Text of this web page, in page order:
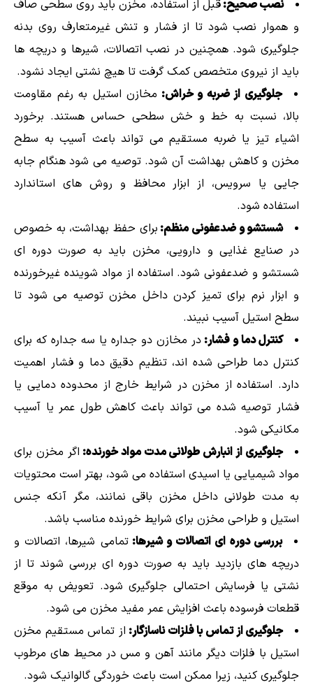
نصب صحیح:قبل از استفاده، مخزن باید روی سطحی صاف
و هموار نصب شود تا از فشار و تنش غیرمتعارف روی بدنه
جلوگیری شود. همچنین در نصب اتصالات، شیرها و دریچه ها
باید از نیروی متخصص کمک گرفت تا هیچ نشتی ایجاد نشود.
جلوگیری از ضربه و خراش: مخازن استیل به رغم مقاومت
بالا، نسبت به خط و خش سطحی حساس هستند. برخورد
اشیاء تیز یا ضربه مستقیم می تواند باعث آسیب به سطح
مخزن و کاهش بهداشت آن شود. توصیه می شود هنگام جابه
جایی یا سرویس، از ابزار محافظ و روش های استاندارد
استفاده شود.
شستشو و ضدعفونی منظم: برای حفظ بهداشت، به خصوص
در صنایع غذایی و دارویی، مخزن باید به صورت دوره ای
شستشو و ضدعفونی شود. استفاده از مواد شوینده غیرخورنده
و ابزار نرم برای تمیز کردن داخل مخزن توصیه می شود تا
سطح استیل آسیب نبیند.
کنترل دما و فشار: در مخازن دو جداره یا سه جداره که برای
کنترل دما طراحی شده اند، تنظیم دقیق دما و فشار اهمیت
دارد. استفاده از مخزن در شرایط خارج از محدوده دمایی یا
فشار توصیه شده می تواند باعث کاهش طول عمر یا آسیب
مکانیکی شود.
جلوگیری از انبارش طولانی مدت مواد خورنده: اگر مخزن برای
مواد شیمیایی یا اسیدی استفاده می شود، بهتر است محتویات
به مدت طولانی داخل مخزن باقی نمانند، مگر آنکه جنس
استیل و طراحی مخزن برای شرایط خورنده مناسب باشد.
بررسی دوره ای اتصالات و شیرها:تمامی شیرها، اتصالات و
دریچه های بازدید باید به صورت دوره ای بررسی شوند تا از
نشتی یا فرسایش احتمالی جلوگیری شود. تعویض به موقع
قطعات فرسوده باعث افزایش عمر مفید مخزن می شود.
جلوگیری از تماس با فلزات ناسازگار: از تماس مستقیم مخزن
استیل با فلزات دیگر مانند آهن و مس در محیط های مرطوب
جلوگیری کنید، زیرا ممکن است باعث خوردگی گالوانیک شود.